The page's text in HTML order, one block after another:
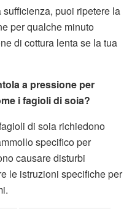
puoi ripetere la
per qualche minuto
di cottura lenta se la tua
a pressione per
i fagioli di soia?
di soia richiedono
specifico per
causare disturbi
le istruzioni specifiche per